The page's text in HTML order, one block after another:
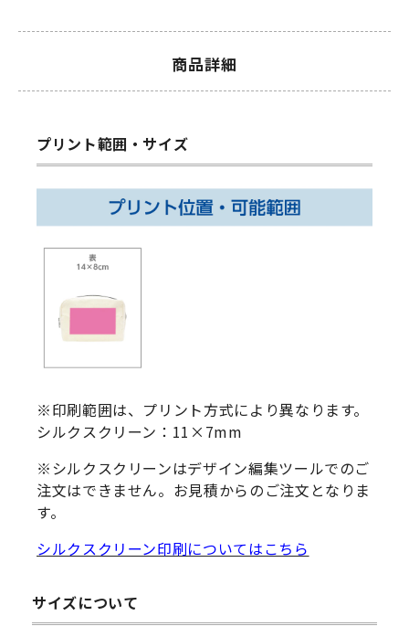
商品詳細
プリント範囲・サイズ
※印刷範囲は、プリント方式により異なります。
シルクスクリーン：11×7mm
※シルクスクリーンはデザイン編集ツールでのご
注文はできません。お見積からのご注文となりま
す。
シルクスクリーン印刷についてはこちら
サイズについて